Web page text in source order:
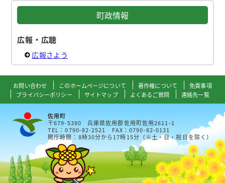
町政情報
広報・広聴
広報さよう
お問い合わせ このホームページについて 著作権について
免責事項
プライバシーポリシー
サイトマップ よくあるご質問 連絡先一覧
佐用町
〒679-5380 兵庫県佐用郡佐用町佐用2611-1
TEL：0790-82-2521 FAX：0790-82-0131
開庁時間：8時30分から17時15分（※土・日・祝日を除く）